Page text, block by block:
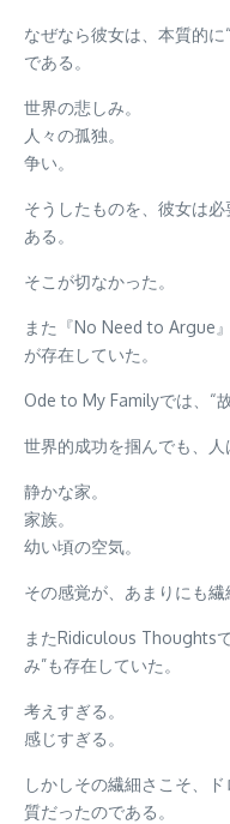
なぜなら彼女は、本質的
である。
世界の悲しみ。
人々の孤独。
争い。
そうしたものを、彼女は
ある。
そこが切なかった。
また『No Need to Argue
が存在していた。
Ode to My Familyでは、“
世界的成功を掴んでも、人
静かな家。
家族。
幼い頃の空気。
その感覚が、あまりにも繊
またRidiculous Thoughts
み”も存在していた。
考えすぎる。
感じすぎる。
しかしその繊細さこそ、
質だったのである。